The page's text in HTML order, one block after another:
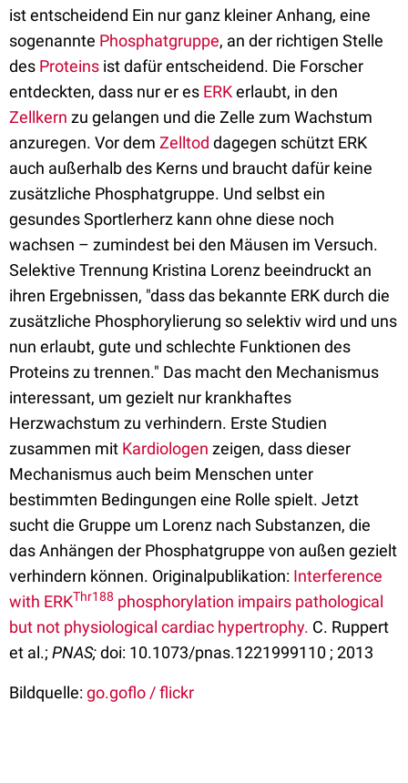
ist entscheidend Ein nur ganz kleiner Anhang, eine
sogenannte Phosphatgruppe, an der richtigen Stelle
des Proteins ist dafür entscheidend. Die Forscher
entdeckten, dass nur er es ERKerlaubt, in den
Zellkern zu gelangen und die Zelle zum Wachstum
anzuregen. Vor dem Zelltod dagegen schützt ERK
auch außerhalb des Kerns und braucht dafür keine
zusätzliche Phosphatgruppe. Und selbst ein
gesundes Sportlerherz kann ohne diese noch
wachsen – zumindest bei den Mäusen im Versuch.
Selektive Trennung Kristina Lorenz beeindruckt an
ihren Ergebnissen, "dass das bekannte ERK durch die
zusätzliche Phosphorylierung so selektiv wird und uns
nun erlaubt, gute und schlechte Funktionen des
Proteins zu trennen." Das macht den Mechanismus
interessant, um gezielt nur krankhaftes
Herzwachstum zu verhindern. Erste Studien
zusammen mit Kardiologen zeigen, dass dieser
Mechanismus auch beim Menschen unter
bestimmten Bedingungen eine Rolle spielt. Jetzt
sucht die Gruppe um Lorenz nach Substanzen, die
das Anhängen der Phosphatgruppe von außen gezielt
verhindern können. Originalpublikation: Interference
with ERKThr188 phosphorylation impairs pathological
but not physiological cardiac hypertrophy. C. Ruppert
et al.; PNAS;doi: 10.1073/pnas.1221999110 ; 2013
Bildquelle:go.goflo / flickr